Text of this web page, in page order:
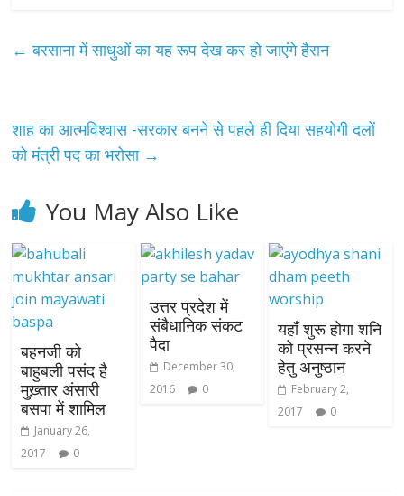
← बरसाना में साधुओं का यह रूप देख कर हो जाएंगे हैरान
शाह का आत्मविश्वास -सरकार बनने से पहले ही दिया सहयोगी दलों
को मंत्री पद का भरोसा →
You May Also Like
बहनजी को
बाहुबली पसंद है
मुख़्तार अंसारी
बसपा में शामिल
January 26,
2017
0
उत्तर प्रदेश में
संबैधानिक संकट
पैदा
December 30,
2016
0
यहाँ शुरू होगा शनि
को प्रसन्न करने
हेतु अनुष्ठान
February 2,
2017
0